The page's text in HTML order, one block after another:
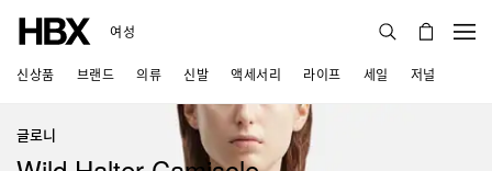
여성
신상품 브랜드 의류 신발 액세서리 라이프 세일 저널
글로니